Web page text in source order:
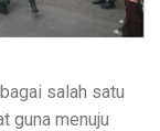
salah satu
guna menuju